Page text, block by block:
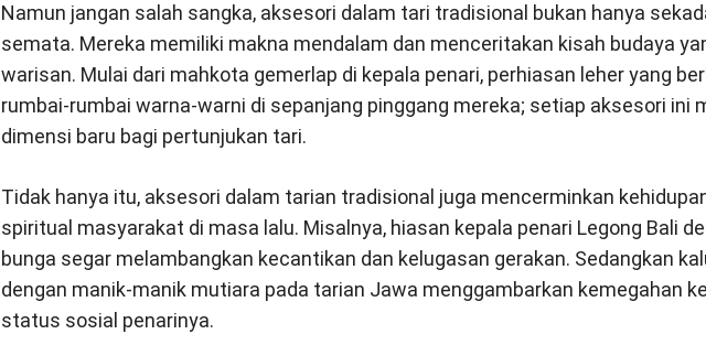
Namun jangan salah sangka, aksesori dalam tari tradisional bukan hanya
semata. Mereka memiliki makna mendalam dan menceritakan kisah budaya
warisan. Mulai dari mahkota gemerlap di kepala penari, perhiasan leher yang
rumbai-rumbai warna-warni di sepanjang pinggang mereka; setiap aksesori ini
dimensi baru bagi pertunjukan tari.
Tidak hanya itu, aksesori dalam tarian tradisional juga mencerminkan
spiritual masyarakat di masa lalu. Misalnya, hiasan kepala penari Legong Bali
bunga segar melambangkan kecantikan dan kelugasan gerakan. Sedangkan
dengan manik-manik mutiara pada tarian Jawa menggambarkan kemegahan
status sosial penarinya.